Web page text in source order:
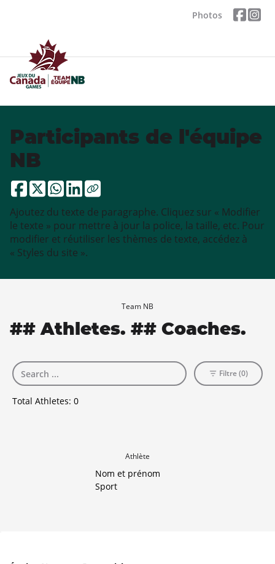
Photos
Participants de l'équipe
NB
Ajoutez du texte de paragraphe. Cliquez sur « Modifier
le texte » pour mettre à jour la police, la taille, etc. Pour
modifier et réutiliser les thèmes de texte, accédez à
« Styles du site ».
Team NB
## Athletes. ## Coaches.
Total Athletes: 0
Filtre (0)
Athlète
Nom et prénom
Sport